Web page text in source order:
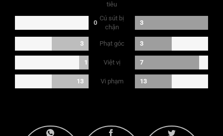
tiêu
0
Cú sút bị
chặn
3
3 Phạt góc 3
1 Việt vị 7
13 Vi phạm 13